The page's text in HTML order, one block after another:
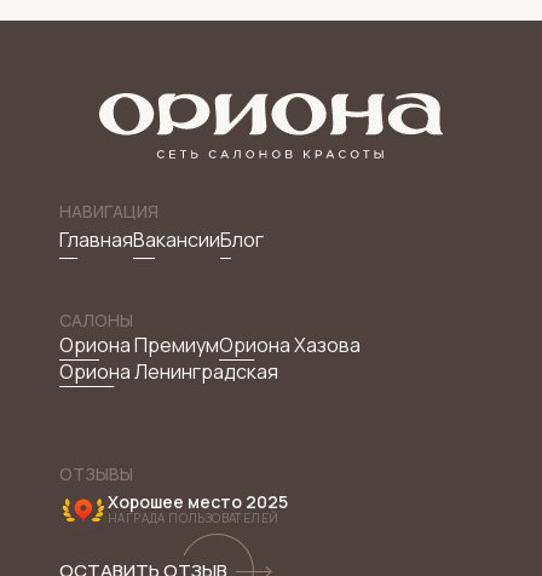
НАВИГАЦИЯ
ГлавнаяВакансииБлог
САЛОНЫ
Ориона ПремиумОриона Хазова
Ориона Ленинградская
ОТЗЫВЫ
Хорошее место 2025
НАГРАДА ПОЛЬЗОВАТЕЛЕЙ
ОСТАВИТЬ ОТЗЫВ